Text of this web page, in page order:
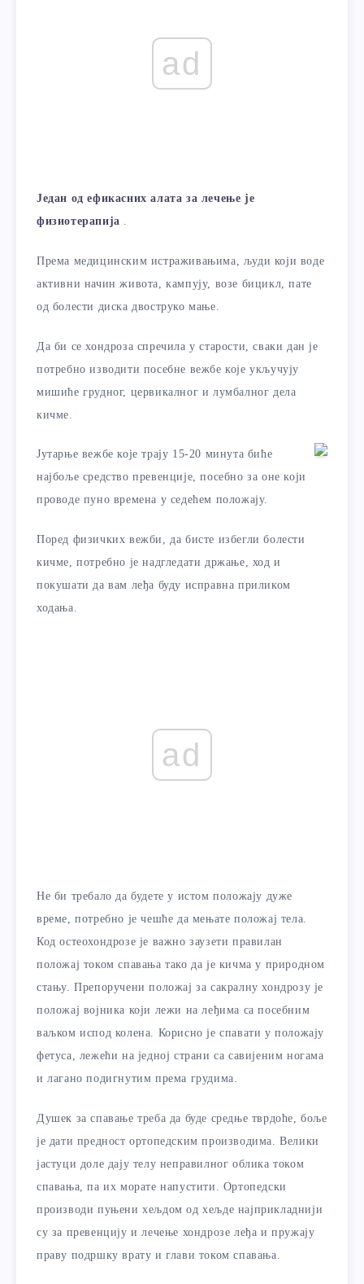
ad
Један од ефикасних алата за лечење је
физиотерапија .
Према медицинским истраживањима, људи који воде
активни начин живота, кампују, возе бицикл, пате
од болести диска двоструко мање.
Да би се хондроза спречила у старости, сваки дан је
потребно изводити посебне вежбе које укључују
мишиће грудног, цервикалног и лумбалног дела
кичме.
Јутарње вежбе које трају 15-20 минута биће
најбоље средство превенције, посебно за оне који
проводе пуно времена у седећем положају.
Поред физичких вежби, да бисте избегли болести
кичме, потребно је надгледати држање, ход и
покушати да вам леђа буду исправна приликом
ходања.
ad
Не би требало да будете у истом положају дуже
време, потребно је чешће да мењате положај тела.
Код остеохондрозе је важно заузети правилан
положај током спавања тако да је кичма у природном
стању. Препоручени положај за сакралну хондрозу је
положај војника који лежи на леђима са посебним
ваљком испод колена. Корисно је спавати у положају
фетуса, лежећи на једној страни са савијеним ногама
и лагано подигнутим према грудима.
Душек за спавање треба да буде средње тврдоће, боље
је дати предност ортопедским производима. Велики
јастуци доле дају телу неправилног облика током
спавања, па их морате напустити. Ортопедски
производи пуњени хељдом од хељде најприкладнији
су за превенцију и лечење хондрозе леђа и пружају
праву подршку врату и глави током спавања.